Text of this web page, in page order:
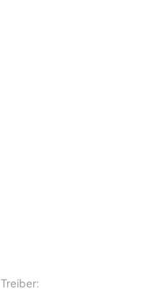
Treiber: